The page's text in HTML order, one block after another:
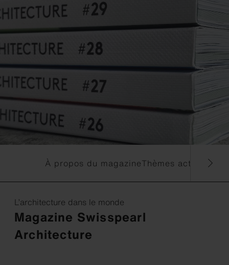
Service
Entreprise
Inspiration
Demandez un échantillon
Durabilité
À propos du magazine Thèmes actuels du
L’architecture dans le monde
Magazine Swisspearl
Architecture